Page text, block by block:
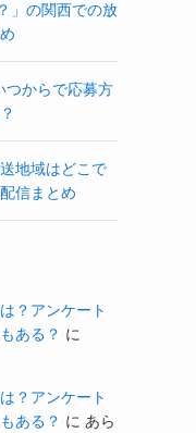
」の関西での放
つからで応募方
地域はどこで
信まとめ
？アンケート
ある？ に
？アンケート
ある？ に あら